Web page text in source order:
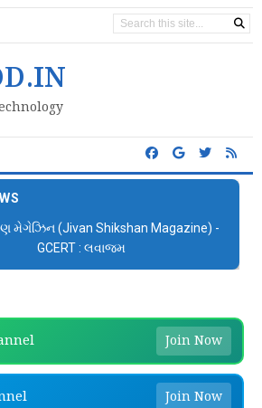
મેગેઝિન (Jivan Shikshan Magazine) -
GCERT : લવાજમ
Join Now
Join Now